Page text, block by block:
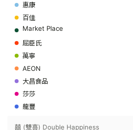
囍 (雙喜) Double Happiness